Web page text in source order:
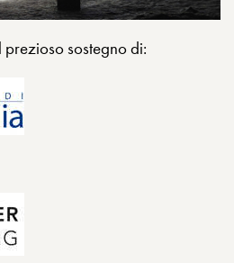
sostegno di: